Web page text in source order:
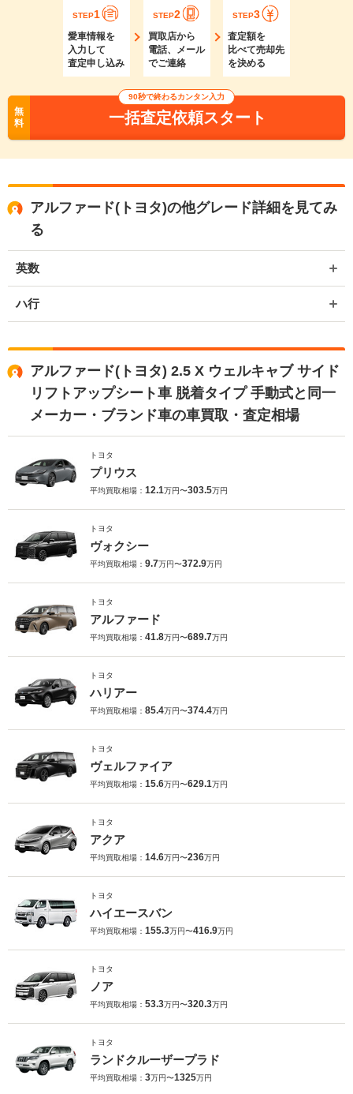
STEP1
愛車情報を
入力して
査定申し込み
STEP2
買取店から
電話、メール
でご連絡
STEP3
査定額を
比べて売却先
を決める
無
料
90秒で終わるカンタン入力
一括査定依頼スタート
アルファード(トヨタ)の他グレード詳細を見てみ
る
英数
ハ行
アルファード(トヨタ) 2.5 X ウェルキャブ サイド
リフトアップシート車 脱着タイプ 手動式と同一
メーカー・ブランド車の車買取・査定相場
トヨタ
プリウス
平均買取相場： 12.1万円〜303.5万円
トヨタ
ヴォクシー
平均買取相場： 9.7万円〜372.9万円
トヨタ
アルファード
平均買取相場： 41.8万円〜689.7万円
トヨタ
ハリアー
平均買取相場： 85.4万円〜374.4万円
トヨタ
ヴェルファイア
平均買取相場： 15.6万円〜629.1万円
トヨタ
アクア
平均買取相場： 14.6万円〜236万円
トヨタ
ハイエースバン
平均買取相場： 155.3万円〜416.9万円
トヨタ
ノア
平均買取相場： 53.3万円〜320.3万円
トヨタ
ランドクルーザープラド
平均買取相場： 3万円〜1325万円